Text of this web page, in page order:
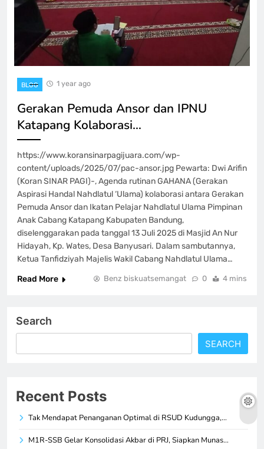
BLOG 1 year ago
Gerakan Pemuda Ansor dan IPNU
Katapang Kolaborasi…
https://www.koransinarpagijuara.com/wp-
content/uploads/2025/07/pac-ansor.jpg Pewarta: Dwi Arifin
(Koran SINAR PAGI)-, Agenda rutinan GAHANA (Gerakan
Aspirasi Handal Nahdlatul ‘Ulama) kolaborasi antara Gerakan
Pemuda Ansor dan Ikatan Pelajar Nahdlatul Ulama Pimpinan
Anak Cabang Katapang Kabupaten Bandung,
diselenggarakan pada tanggal 13 Juli 2025 di Masjid An Nur
Hidayah, Kp. Wates, Desa Banyusari. Dalam sambutannya,
Ketua Tanfidziyah Majelis Wakil Cabang Nahdlatul Ulama…
Read More
Benz biskuatsemangat 0 4 mins
Search
SEARCH
Recent Posts
Tak Mendapat Penanganan Optimal di RSUD Kudungga,…
M1R-SSB Gelar Konsolidasi Akbar di PRJ, Siapkan Munas…